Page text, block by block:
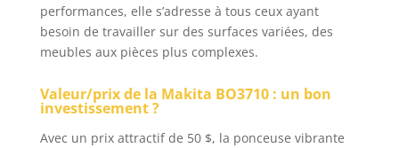
performances, elle s’adresse à tous ceux ayant
besoin de travailler sur des surfaces variées, des
meubles aux pièces plus complexes.
Valeur/prix de la Makita BO3710 : un bon
investissement ?
Avec un prix attractif de 50 $, la ponceuse vibrante